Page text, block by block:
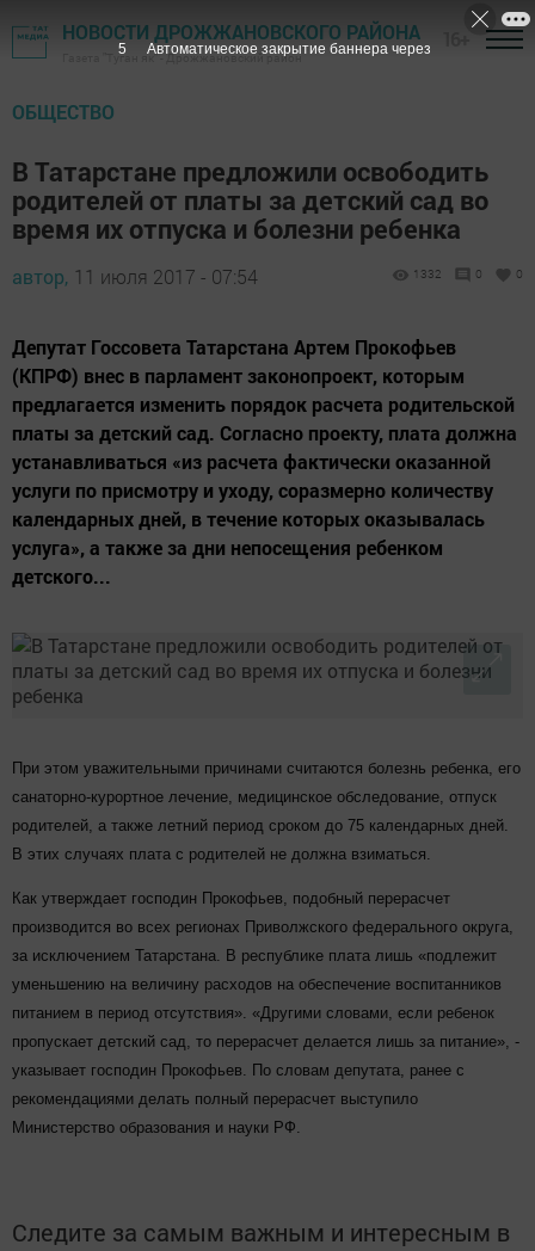
НОВОСТИ ДРОЖЖАНОВСКОГО РАЙОНА
Газета "Туган як" - Дрожжановский район
ОБЩЕСТВО
В Татарстане предложили освободить
родителей от платы за детский сад во
время их отпуска и болезни ребенка
автор, 11 июля 2017 - 07:54 1332 0 0
Депутат Госсовета Татарстана Артем Прокофьев
(КПРФ) внес в парламент законопроект, которым
предлагается изменить порядок расчета родительской
платы за детский сад. Согласно проекту, плата должна
устанавливаться «из расчета фактически оказанной
услуги по присмотру и уходу, соразмерно количеству
календарных дней, в течение которых оказывалась
услуга», а также за дни непосещения ребенком
детского...
При этом уважительными причинами считаются болезнь ребенка, его
санаторно-курортное лечение, медицинское обследование, отпуск
родителей, а также летний период сроком до 75 календарных дней.
В этих случаях плата с родителей не должна взиматься.
Как утверждает господин Прокофьев, подобный перерасчет
производится во всех регионах Приволжского федерального округа,
за исключением Татарстана. В республике плата лишь «подлежит
уменьшению на величину расходов на обеспечение воспитанников
питанием в период отсутствия». «Другими словами, если ребенок
пропускает детский сад, то перерасчет делается лишь за питание», -
указывает господин Прокофьев. По словам депутата, ранее с
рекомендациями делать полный перерасчет выступило
Министерство образования и науки РФ.
Следите за самым важным и интересным в
4 Автоматическое закрытие баннера через